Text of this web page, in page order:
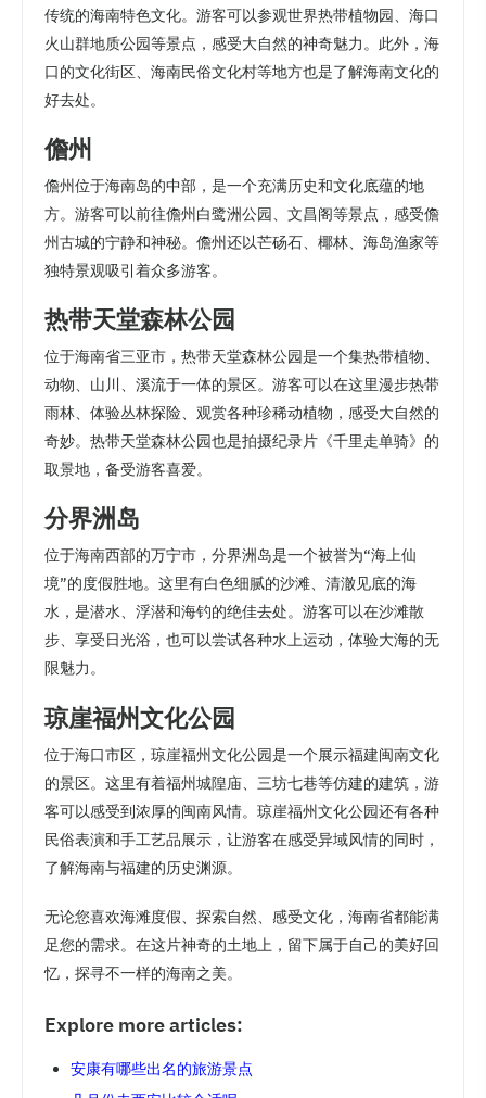
传统的海南特色文化。游客可以参观世界热带植物园、海口
火山群地质公园等景点，感受大自然的神奇魅力。此外，海
口的文化街区、海南民俗文化村等地方也是了解海南文化的
好去处。
儋州
儋州位于海南岛的中部，是一个充满历史和文化底蕴的地
方。游客可以前往儋州白鹭洲公园、文昌阁等景点，感受儋
州古城的宁静和神秘。儋州还以芒砀石、椰林、海岛渔家等
独特景观吸引着众多游客。
热带天堂森林公园
位于海南省三亚市，热带天堂森林公园是一个集热带植物、
动物、山川、溪流于一体的景区。游客可以在这里漫步热带
雨林、体验丛林探险、观赏各种珍稀动植物，感受大自然的
奇妙。热带天堂森林公园也是拍摄纪录片《千里走单骑》的
取景地，备受游客喜爱。
分界洲岛
位于海南西部的万宁市，分界洲岛是一个被誉为“海上仙
境”的度假胜地。这里有白色细腻的沙滩、清澈见底的海
水，是潜水、浮潜和海钓的绝佳去处。游客可以在沙滩散
步、享受日光浴，也可以尝试各种水上运动，体验大海的无
限魅力。
琼崖福州文化公园
位于海口市区，琼崖福州文化公园是一个展示福建闽南文化
的景区。这里有着福州城隍庙、三坊七巷等仿建的建筑，游
客可以感受到浓厚的闽南风情。琼崖福州文化公园还有各种
民俗表演和手工艺品展示，让游客在感受异域风情的同时，
了解海南与福建的历史渊源。
无论您喜欢海滩度假、探索自然、感受文化，海南省都能满
足您的需求。在这片神奇的土地上，留下属于自己的美好回
忆，探寻不一样的海南之美。
Explore more articles:
安康有哪些出名的旅游景点